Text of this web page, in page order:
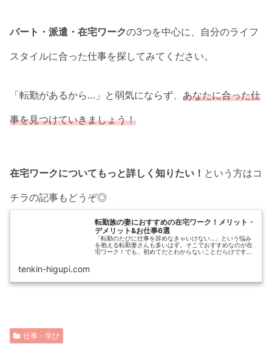
パート・派遣・在宅ワークの3つを中心に、自分のライフ
スタイルに合った仕事を探してみてください。
「転勤があるから…」と弱気にならず、 あなたに合った仕
事を見つけていきましょう！
在宅ワークについてもっと詳しく知りたい！ という方はコ
チラの記事もどうぞ◎
転勤族の妻におすすめの在宅ワーク！メリット・
デメリット&お仕事6選
「転勤のたびに仕事を辞めなきゃいけない…」という悩み
を抱える転勤妻さんも多いはず。そこでおすすめなのが在
宅ワーク！でも、初めてだとわからないことだらけですよ
tenkin-higupi.com
仕事・学び